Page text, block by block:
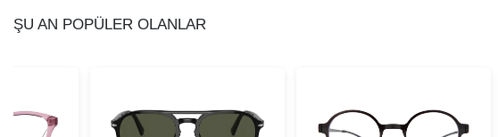
ŞU AN POPÜLER OLANLAR